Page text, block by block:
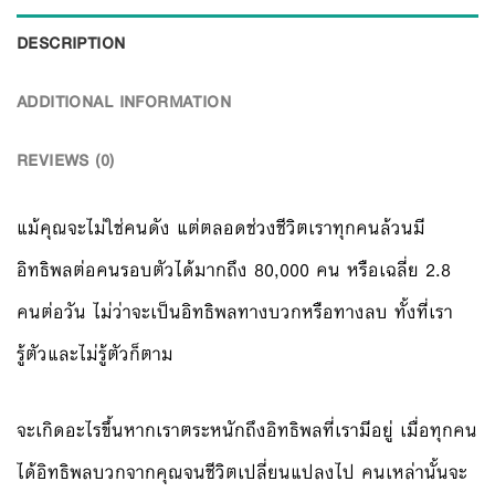
DESCRIPTION
ADDITIONAL INFORMATION
REVIEWS (0)
แม้คุณจะไม่ใช่คนดัง แต่ตลอดช่วงชีวิตเราทุกคนล้วนมี
อิทธิพลต่อคนรอบตัวได้มากถึง 80,000 คน หรือเฉลี่ย 2.8
คนต่อวัน ไม่ว่าจะเป็นอิทธิพลทางบวกหรือทางลบ ทั้งที่เรา
รู้ตัวและไม่รู้ตัวก็ตาม
จะเกิดอะไรขึ้นหากเราตระหนักถึงอิทธิพลที่เรามีอยู่ เมื่อทุกคน
ได้อิทธิพลบวกจากคุณจนชีวิตเปลี่ยนแปลงไป คนเหล่านั้นจะ